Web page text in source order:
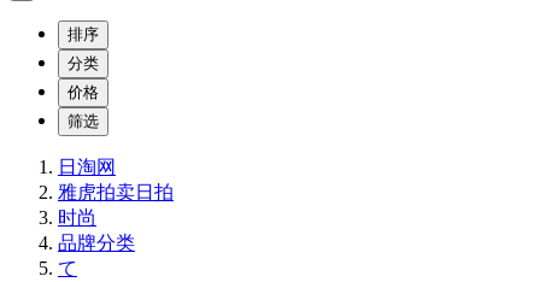
排序
分类
价格
筛选
日淘网
雅虎拍卖日拍
时尚
品牌分类
て